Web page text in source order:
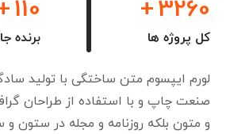
3260
+
کل پروژه ها
110
برنده
لورم ایپسوم متن ساختگی با تولید
صنعت چاپ و با استفاده از طراحان
و متون بلکه روزنامه و مجله در ستون و